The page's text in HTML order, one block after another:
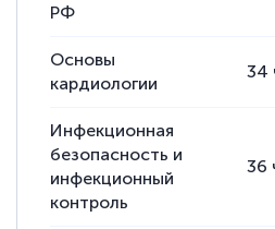
быстро ответили,
количество
прохождения курса,
аттестации, проблем
каком этапе…
РФ
Основы
кардиологии
34
Инфекционная
безопасность и
инфекционный
контроль
36